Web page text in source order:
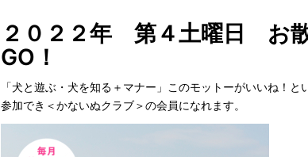
２０２２年 第４土曜日 お
GO！
「犬と遊ぶ・犬を知る＋マナー」このモットーがいいね！と
参加でき＜かないぬクラブ＞の会員になれます。